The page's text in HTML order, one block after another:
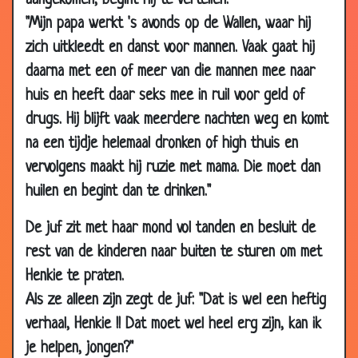
"Mijn papa werkt 's avonds op de Wallen, waar hij
zich uitkleedt en danst voor mannen. Vaak gaat hij
daarna met een of meer van die mannen mee naar
huis en heeft daar seks mee in ruil voor geld of
drugs. Hij blijft vaak meerdere nachten weg en komt
na een tijdje helemaal dronken of high thuis en
vervolgens maakt hij ruzie met mama. Die moet dan
huilen en begint dan te drinken."
De juf zit met haar mond vol tanden en besluit de
rest van de kinderen naar buiten te sturen om met
Henkie te praten.
Als ze alleen zijn zegt de juf: "Dat is wel een heftig
verhaal, Henkie !! Dat moet wel heel erg zijn, kan ik
je helpen, jongen?"
2019
11 Mar
2019
Freek de Jonge - Rampeninstructies 1.48
13 Feb
Herman Finkers - Piet 4.76
Brexit
31 Jan
2019
Radiator
01 Jan
2019
Gelukkig nieuwjaar 2.97
01 Jan
2019
Gelukkig nieuwjaar
12 Dec
2018
Evert Kwok - Even sparren 3.09